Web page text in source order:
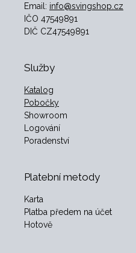
Email: info@svingshop.cz
IČO 47549891
DIČ CZ47549891
Služby
Katalog
Pobočky
Showroom
Logování
Poradenství
Platební metody
Karta
Platba předem na účet
Hotově